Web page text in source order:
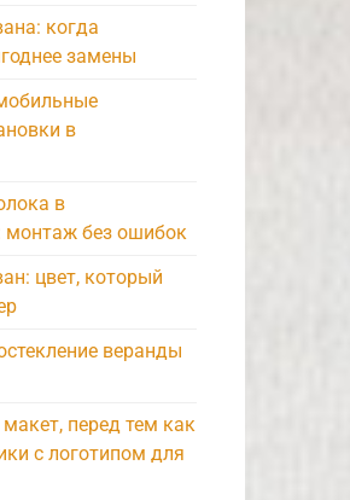
когда
замены
в
в
монтаж без ошибок
цвет, который
веранды
перед тем как
с логотипом для